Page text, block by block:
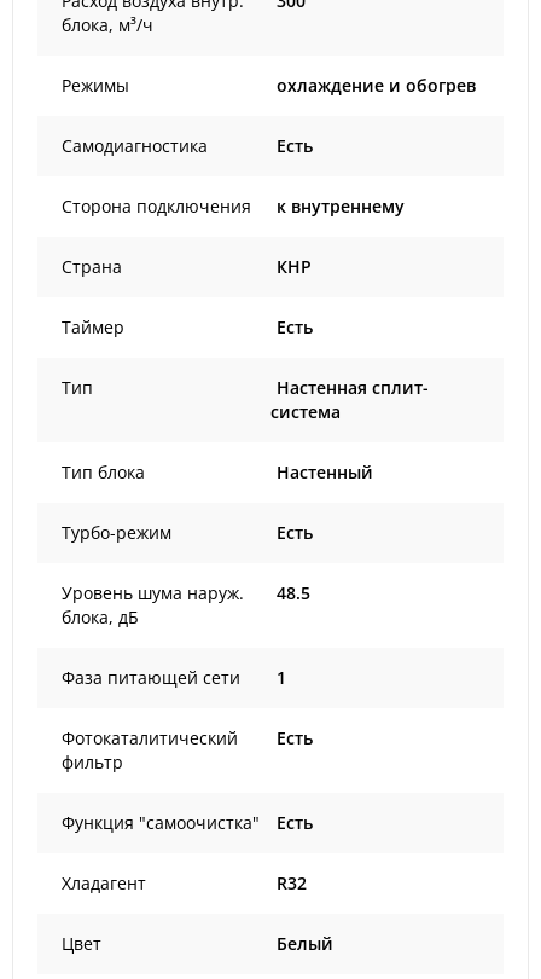
блока, м³/ч
Режимы охлаждение и обогрев
Самодиагностика Есть
Сторона подключения к внутреннему
Страна КНР
Таймер Есть
Тип
Настенная сплит-
система
Тип блока Настенный
Турбо-режим Есть
Уровень шума наруж.
блока, дБ
48.5
Фаза питающей сети 1
Фотокаталитический
фильтр
Есть
Функция "самоочистка" Есть
Хладагент R32
Цвет Белый